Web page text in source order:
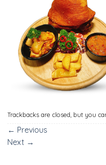
Trackbacks are closed, but you
← Previous
Next →